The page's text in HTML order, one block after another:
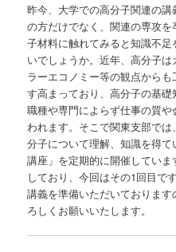
昨今、大学での高分子関連の
の方だけでなく、関連の専攻
子材料に触れてみると知識不
いでしょうか。近年、高分子
ラーエコノミー等の観点から
す高まっており、高分子の基
職種や専門によらず仕事の質
われます。そこで関東支部で
分子について理解、知識を得
講座」を定期的に開催してい
しており、今回はその1回目で
講義を準備いただいておりま
ろしくお願いいたします。